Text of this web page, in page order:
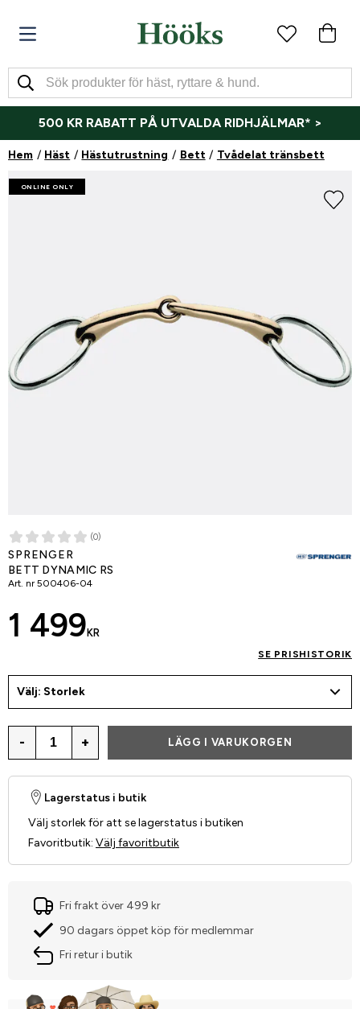
500 KR RABATT PÅ UTVALDA RIDHJÄLMAR* >
Hem Häst Hästutrustning Bett Tvådelat tränsbett
ONLINE ONLY
(0)
SPRENGER
BETT DYNAMIC RS
Art. nr 500406-04
1 499 KR
SE PRISHISTORIK
Välj: Storlek
- + LÄGG I VARUKORGEN
Lagerstatus i butik
Välj storlek för att se lagerstatus i butiken
Favoritbutik: Välj favoritbutik
Fri frakt över 499 kr
90 dagars öppet köp för medlemmar
Fri retur i butik